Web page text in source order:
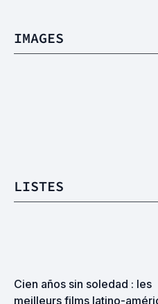
IMAGES
LISTES
Cien años sin soledad : les
meilleurs films latino-